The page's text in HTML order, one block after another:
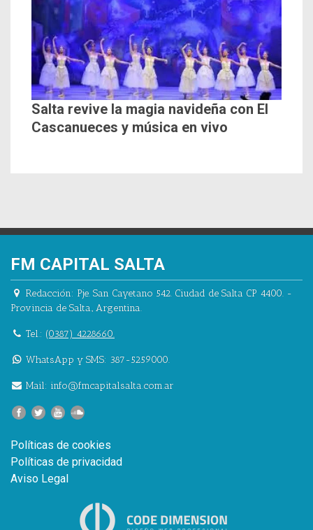
Salta revive la magia navideña con El
Cascanueces y música en vivo
FM CAPITAL SALTA
Redacción: Pje. San Cayetano 542. Ciudad de Salta CP 4400. -
Provincia de Salta., Argentina.
Tel.: (0387) 4228660.
WhatsApp y SMS: 387-5259000.
Mail: info@fmcapitalsalta.com.ar
Políticas de cookies
Políticas de privacidad
Aviso Legal